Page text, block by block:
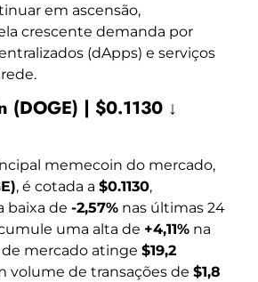
em ascensão,
crescente demanda por
(dApps) e serviços
(DOGE) | $0.1130 ↓
memecoin do mercado,
, é cotada a $0.1130,
baixa de -2,57% nas últimas 24
uma alta de +4,11% na
de mercado atinge $19,2
volume de transações de $1,8